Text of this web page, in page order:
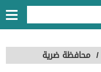
/ محافظة ضرية